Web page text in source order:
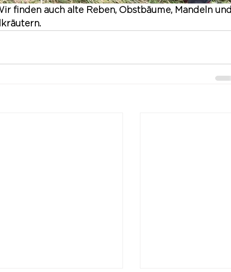
finden auch alte Reben, Obstbäume, Mandeln und